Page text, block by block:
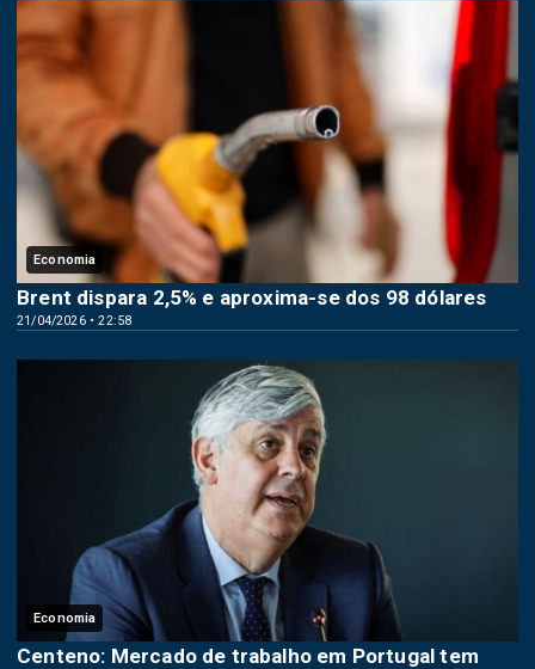
Economia
21/04/2026 • 22:58
Brent dispara 2,5% e aproxima-se dos 98 dólares
Economia
Centeno: Mercado de trabalho em Portugal tem